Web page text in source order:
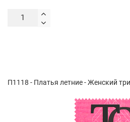
П1118 - Платья летние - Женский